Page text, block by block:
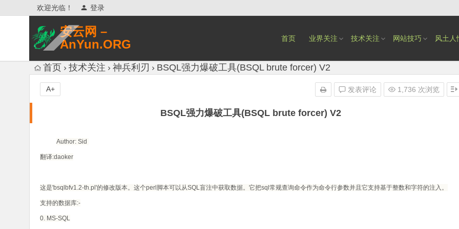
欢迎光临！ 登录
安云网 –
AnYun.ORG
网络安全研究、网络各种猎奇八卦。
首页 业界关注 技术关注 网站技巧 风土人
首页 技术关注 神兵利刃 BSQL强力爆破工具(BSQL brute forcer) V2
BSQL强力爆破工具(BSQL brute forcer) V2
发表评论 1,736 次浏览
A+
Author: Sid
翻译:daoker
这是'bsqlbfv1.2-th.pl'的修改版本。这个perl脚本可以从SQL盲注中获取数据。它把sql常规查询命令作为命令行参数并且它支持基于整数和字符的注入。
支持的数据库:-
0. MS-SQL